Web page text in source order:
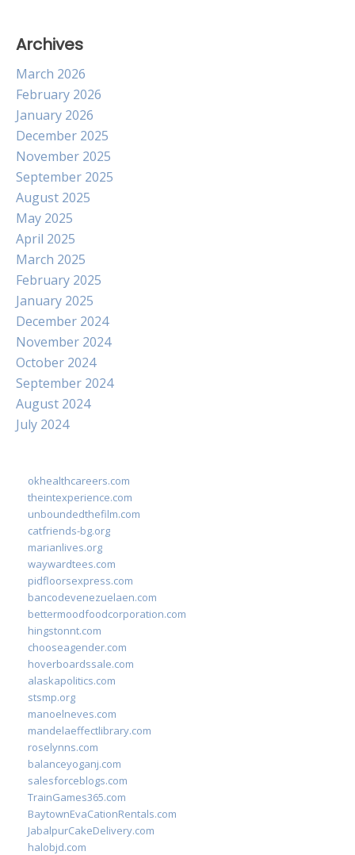
Archives
March 2026
February 2026
January 2026
December 2025
November 2025
September 2025
August 2025
May 2025
April 2025
March 2025
February 2025
January 2025
December 2024
November 2024
October 2024
September 2024
August 2024
July 2024
okhealthcareers.com
theintexperience.com
unboundedthefilm.com
catfriends-bg.org
marianlives.org
waywardtees.com
pidfloorsexpress.com
bancodevenezuelaen.com
bettermoodfoodcorporation.com
hingstonnt.com
chooseagender.com
hoverboardssale.com
alaskapolitics.com
stsmp.org
manoelneves.com
mandelaeffectlibrary.com
roselynns.com
balanceyoganj.com
salesforceblogs.com
TrainGames365.com
BaytownEvaCationRentals.com
JabalpurCakeDelivery.com
halobjd.com